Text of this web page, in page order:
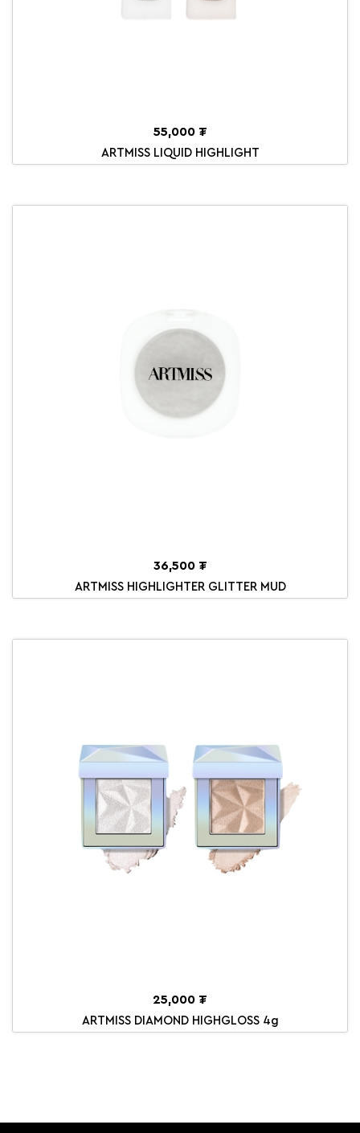
55,000 ₮
ARTMISS LIQUID HIGHLIGHT
36,500 ₮
ARTMISS HIGHLIGHTER GLITTER MUD
25,000 ₮
ARTMISS DIAMOND HIGHGLOSS 4g